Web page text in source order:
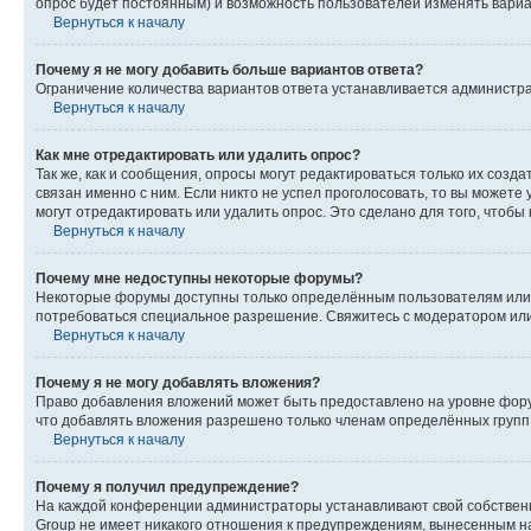
опрос будет постоянным) и возможность пользователей изменять
Вернуться к началу
Почему я не могу добавить больше вариантов ответа?
Ограничение количества вариантов ответа устанавливается
Вернуться к началу
Как мне отредактировать или удалить опрос?
Так же, как и сообщения, опросы могут редактироваться только их
связан именно с ним. Если никто не успел проголосовать, то вы
могут отредактировать или удалить опрос. Это сделано для того,
Вернуться к началу
Почему мне недоступны некоторые форумы?
Некоторые форумы доступны только определённым пользователям
потребоваться специальное разрешение. Свяжитесь с модератором
Вернуться к началу
Почему я не могу добавлять вложения?
Право добавления вложений может быть предоставлено на уровне
что добавлять вложения разрешено только членам определённых
Вернуться к началу
Почему я получил предупреждение?
На каждой конференции администраторы устанавливают свой
Group не имеет никакого отношения к предупреждениям, вынесенным